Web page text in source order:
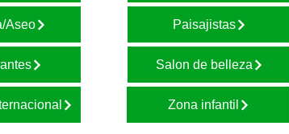
Aseo Paisajistas
Salon de belleza
Zona infantil